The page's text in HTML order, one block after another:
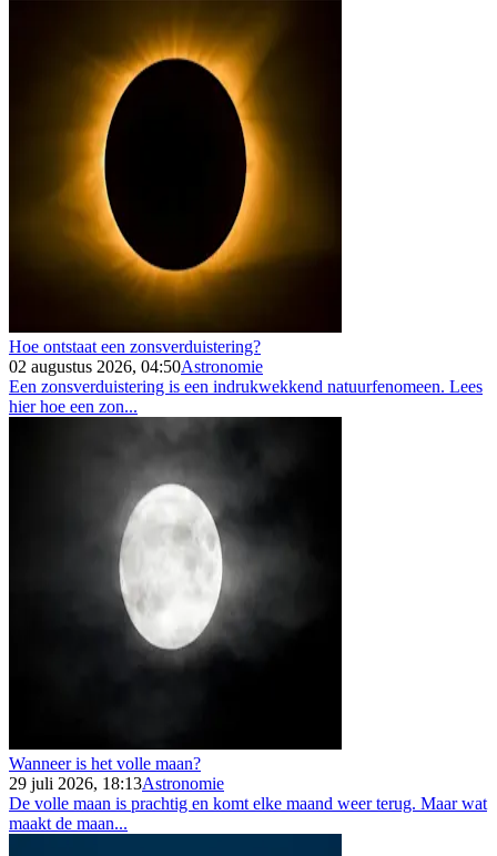
Hoe ontstaat een zonsverduistering?
02 augustus 2026, 04:50Astronomie
Een zonsverduistering is een indrukwekkend natuurfenomeen. Lees
hier hoe een zon...
Wanneer is het volle maan?
29 juli 2026, 18:13Astronomie
De volle maan is prachtig en komt elke maand weer terug. Maar wat
maakt de maan...